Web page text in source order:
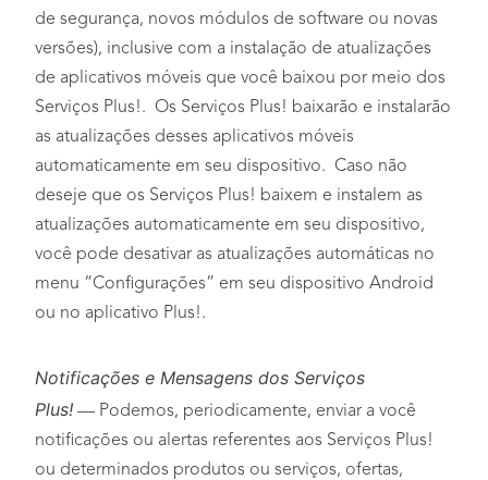
de segurança, novos módulos de software ou novas
versões), inclusive com a instalação de atualizações
de aplicativos móveis que você baixou por meio dos
Serviços Plus!. Os Serviços Plus! baixarão e instalarão
as atualizações desses aplicativos móveis
automaticamente em seu dispositivo. Caso não
deseje que os Serviços Plus! baixem e instalem as
atualizações automaticamente em seu dispositivo,
você pode desativar as atualizações automáticas no
menu “Configurações” em seu dispositivo Android
ou no aplicativo Plus!.
Notificações e Mensagens dos Serviços
Plus! — Podemos, periodicamente, enviar a você
notificações ou alertas referentes aos Serviços Plus!
ou determinados produtos ou serviços, ofertas,